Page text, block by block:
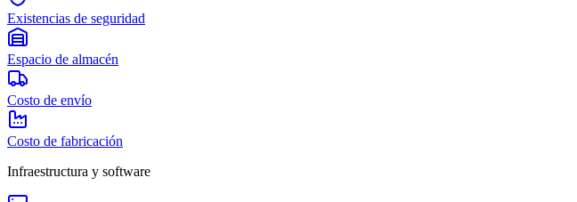
Existencias de seguridad
Espacio de almacén
Costo de envío
Costo de fabricación
Infraestructura y software